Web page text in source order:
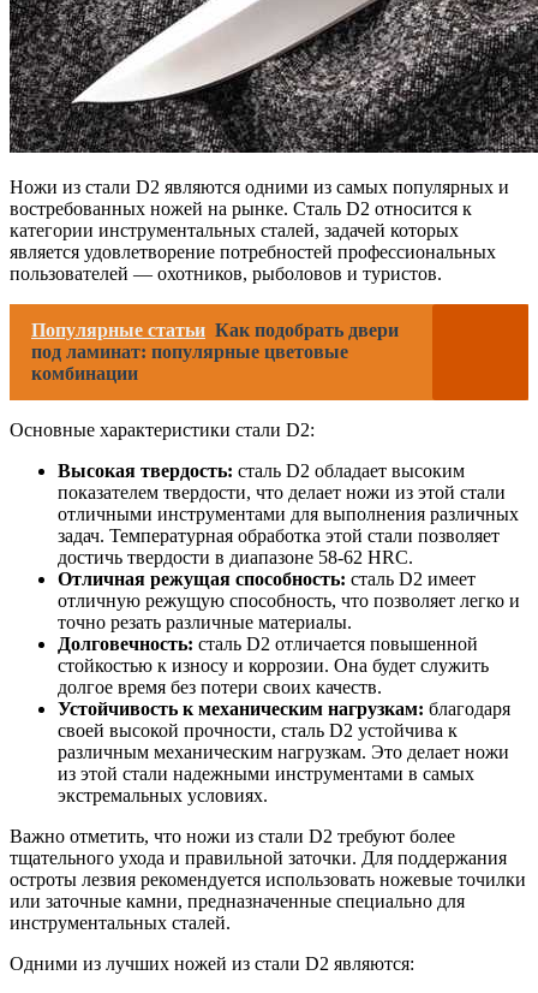
Ножи из стали D2 являются одними из самых популярных и
востребованных ножей на рынке. Сталь D2 относится к
категории инструментальных сталей, задачей которых
является удовлетворение потребностей профессиональных
пользователей — охотников, рыболовов и туристов.
Популярные статьи Как подобрать двери
под ламинат: популярные цветовые
комбинации
Основные характеристики стали D2:
Высокая твердость: сталь D2 обладает высоким
показателем твердости, что делает ножи из этой стали
отличными инструментами для выполнения различных
задач. Температурная обработка этой стали позволяет
достичь твердости в диапазоне 58-62 HRC.
Отличная режущая способность: сталь D2 имеет
отличную режущую способность, что позволяет легко и
точно резать различные материалы.
Долговечность: сталь D2 отличается повышенной
стойкостью к износу и коррозии. Она будет служить
долгое время без потери своих качеств.
Устойчивость к механическим нагрузкам: благодаря
своей высокой прочности, сталь D2 устойчива к
различным механическим нагрузкам. Это делает ножи
из этой стали надежными инструментами в самых
экстремальных условиях.
Важно отметить, что ножи из стали D2 требуют более
тщательного ухода и правильной заточки. Для поддержания
остроты лезвия рекомендуется использовать ножевые точилки
или заточные камни, предназначенные специально для
инструментальных сталей.
Одними из лучших ножей из стали D2 являются: